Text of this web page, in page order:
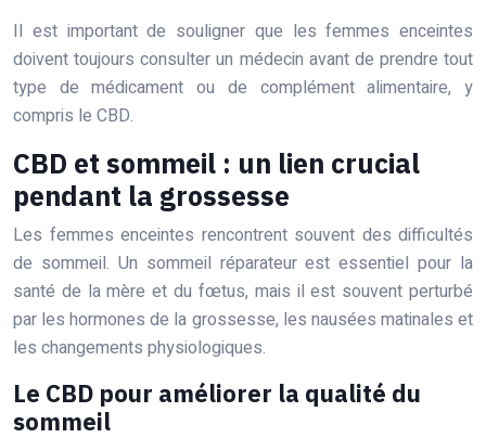
Il est important de souligner que les femmes enceintes
doivent toujours consulter un médecin avant de prendre tout
type de médicament ou de complément alimentaire, y
compris le CBD.
CBD et sommeil : un lien crucial
pendant la grossesse
Les femmes enceintes rencontrent souvent des difficultés
de sommeil. Un sommeil réparateur est essentiel pour la
santé de la mère et du fœtus, mais il est souvent perturbé
par les hormones de la grossesse, les nausées matinales et
les changements physiologiques.
Le CBD pour améliorer la qualité du
sommeil